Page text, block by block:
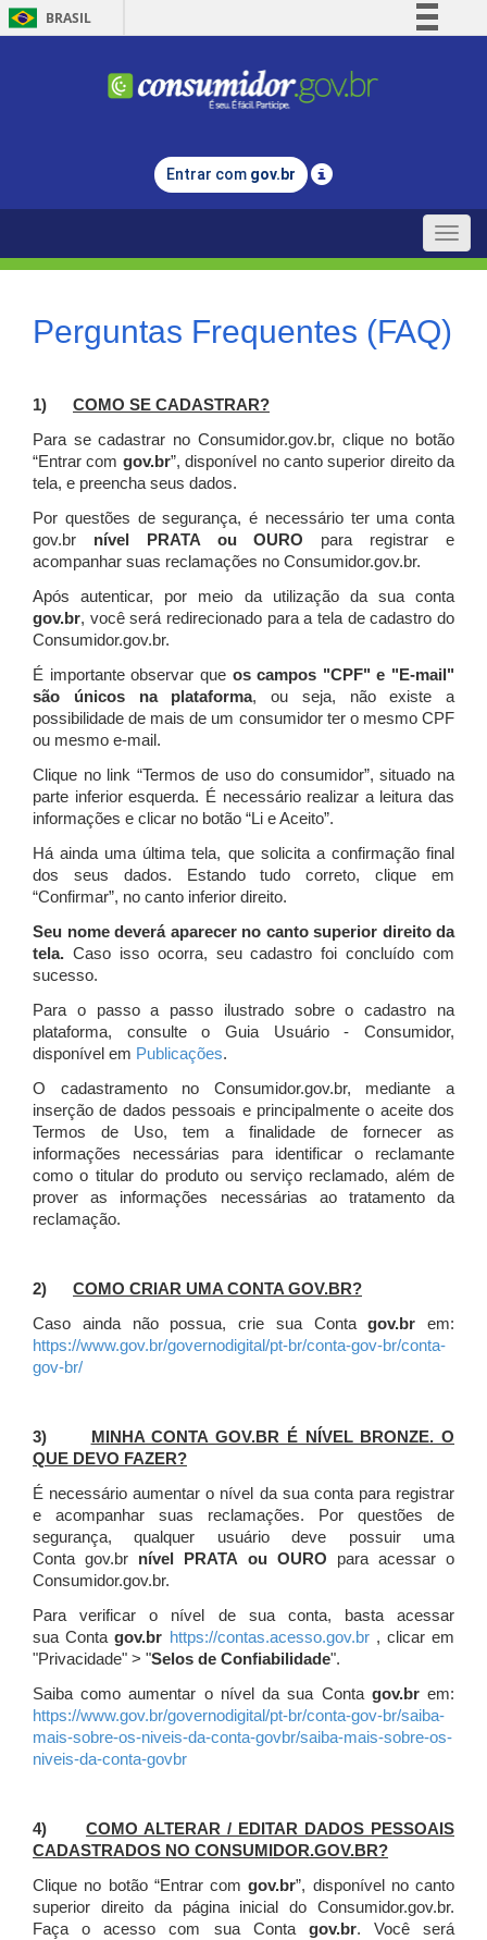
BRASIL
Comunica BR
Legislação
Entrar com gov.br
Toggle
Perguntas Frequentes (FAQ)
1) COMO SE CADASTRAR?
Para se cadastrar no Consumidor.gov.br, clique no botão
“Entrar com gov.br”, disponível no canto superior direito da
tela, e preencha seus dados.
Por questões de segurança, é necessário ter uma conta
gov.br nível PRATA ou OURO para registrar e
acompanhar suas reclamações no Consumidor.gov.br.
Após autenticar, por meio da utilização da sua conta
gov.br, você será redirecionado para a tela de cadastro do
Consumidor.gov.br.
É importante observar que os campos "CPF" e "E-mail"
são únicos na plataforma, ou seja, não existe a
possibilidade de mais de um consumidor ter o mesmo CPF
ou mesmo e-mail.
Clique no link “Termos de uso do consumidor”, situado na
parte inferior esquerda. É necessário realizar a leitura das
informações e clicar no botão “Li e Aceito”.
Há ainda uma última tela, que solicita a confirmação final
dos seus dados. Estando tudo correto, clique em
“Confirmar”, no canto inferior direito.
Seu nome deverá aparecer no canto superior direito da
tela. Caso isso ocorra, seu cadastro foi concluído com
sucesso.
Para o passo a passo ilustrado sobre o cadastro na
plataforma, consulte o Guia Usuário - Consumidor,
disponível em Publicações.
O cadastramento no Consumidor.gov.br, mediante a
inserção de dados pessoais e principalmente o aceite dos
Termos de Uso, tem a finalidade de fornecer as
informações necessárias para identificar o reclamante
como o titular do produto ou serviço reclamado, além de
prover as informações necessárias ao tratamento da
reclamação.
2) COMO CRIAR UMA CONTA GOV.BR?
Caso ainda não possua, crie sua Contagov.br em:
https://www.gov.br/governodigital/pt-br/conta-gov-br/conta-
gov-br/
3)
MINHA CONTA GOV.BR É NÍVEL BRONZE. O
QUE DEVO FAZER?
É necessário aumentar o nível da sua conta para registrar
e acompanhar suas reclamações. Por questões de
segurança, qualquer usuário deve possuir uma
Conta gov.br nível PRATA ou OURO para acessar o
Consumidor.gov.br.
Para verificar o nível de sua conta, basta acessar
sua Contagov.br https://contas.acesso.gov.br, clicar em
"Privacidade" > "Selos de Confiabilidade".
Saiba como aumentar o nível da sua Conta gov.brem:
https://www.gov.br/governodigital/pt-br/conta-gov-br/saiba-
mais-sobre-os-niveis-da-conta-govbr/saiba-mais-sobre-os-
niveis-da-conta-govbr
4) COMO ALTERAR / EDITAR DADOS PESSOAIS
CADASTRADOS NO CONSUMIDOR.GOV.BR?
Clique no botão “Entrar comgov.br”, disponível no canto
superior direito da página inicial do Consumidor.gov.br.
Faça o acesso com sua Conta gov.br. Você será